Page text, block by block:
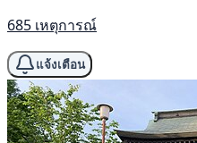
685 เหตุการณ์
แจ้งเตือน